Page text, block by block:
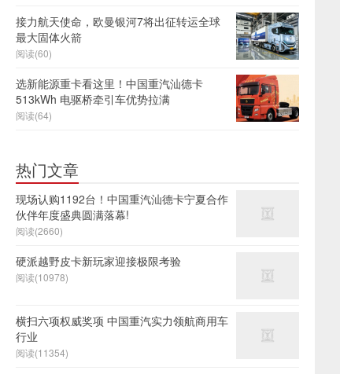
接力航天使命，欧曼银河7将出征转运全球
最大固体火箭
阅读(60)
选新能源重卡看这里！中国重汽汕德卡
513kWh 电驱桥牵引车优势拉满
阅读(64)
热门文章
现场认购1192台！中国重汽汕德卡宁夏合作
伙伴年度盛典圆满落幕!
阅读(2660)
硬派越野皮卡新玩家迎接极限考验
阅读(10978)
横扫六项权威奖项 中国重汽实力领航商用车
行业
阅读(11354)